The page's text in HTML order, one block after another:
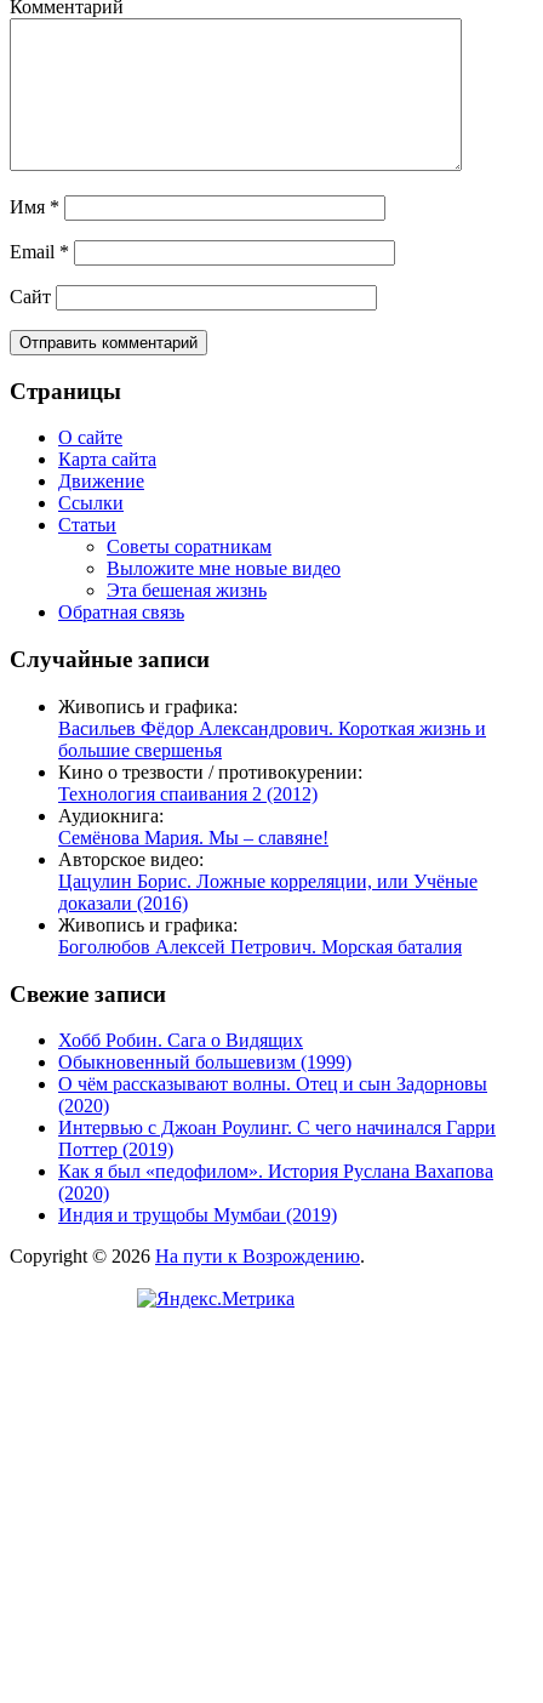
Комментарий
Имя *
Email *
Сайт
Страницы
О сайте
Карта сайта
Движение
Ссылки
Статьи
Советы соратникам
Выложите мне новые видео
Эта бешеная жизнь
Обратная связь
Случайные записи
Живопись и графика:
Васильев Фёдор Александрович. Короткая жизнь и
большие свершенья
Кино о трезвости / противокурении:
Технология спаивания 2 (2012)
Аудиокнига:
Семёнова Мария. Мы – славяне!
Авторское видео:
Цацулин Борис. Ложные корреляции, или Учёные
доказали (2016)
Живопись и графика:
Боголюбов Алексей Петрович. Морская баталия
Свежие записи
Хобб Робин. Сага о Видящих
Обыкновенный большевизм (1999)
О чём рассказывают волны. Отец и сын Задорновы
(2020)
Интервью с Джоан Роулинг. С чего начинался Гарри
Поттер (2019)
Как я был «педофилом». История Руслана Вахапова
(2020)
Индия и трущобы Мумбаи (2019)
Copyright © 2026 На пути к Возрождению.